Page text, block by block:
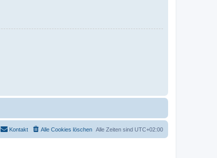
Alle Zeiten sind UTC+02:00
Alle Cookies löschen
Kontakt